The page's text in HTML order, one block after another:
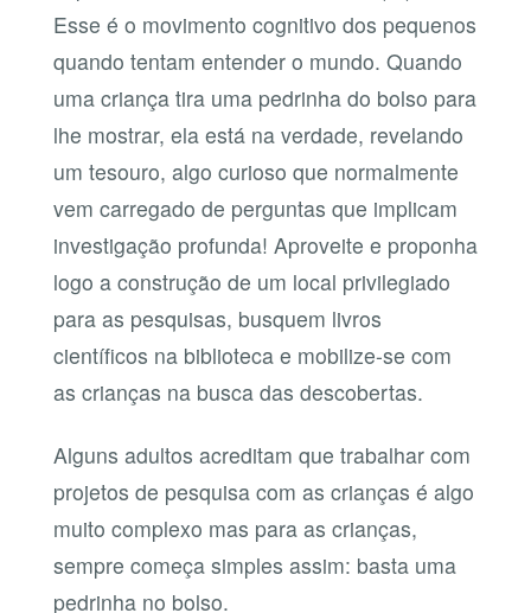
Esse é o movimento cognitivo dos pequenos
quando tentam entender o mundo. Quando
uma criança tira uma pedrinha do bolso para
lhe mostrar, ela está na verdade, revelando
um tesouro, algo curioso que normalmente
vem carregado de perguntas que implicam
investigação profunda! Aproveite e proponha
logo a construção de um local privilegiado
para as pesquisas, busquem livros
científicos na biblioteca e mobilize-se com
as crianças na busca das descobertas.
Alguns adultos acreditam que trabalhar com
projetos de pesquisa com as crianças é algo
muito complexo mas para as crianças,
sempre começa simples assim: basta uma
pedrinha no bolso.